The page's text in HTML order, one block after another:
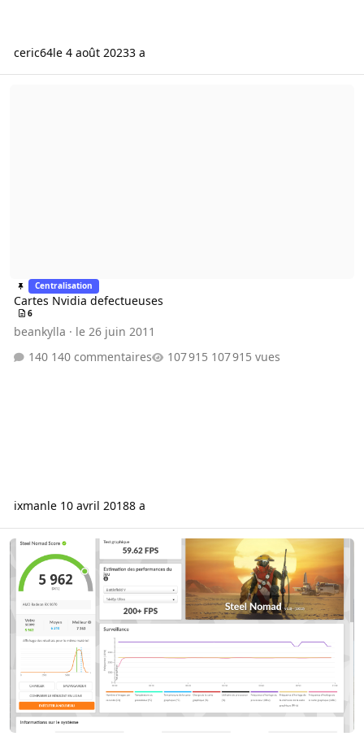
ceric64le 4 août 20233 a
Centralisation
Cartes Nvidia defectueuses
6
beankylla · le 26 juin 2011
140 commentaires
107 915 vues
ixmanle 10 avril 20188 a
Performance RX 9070